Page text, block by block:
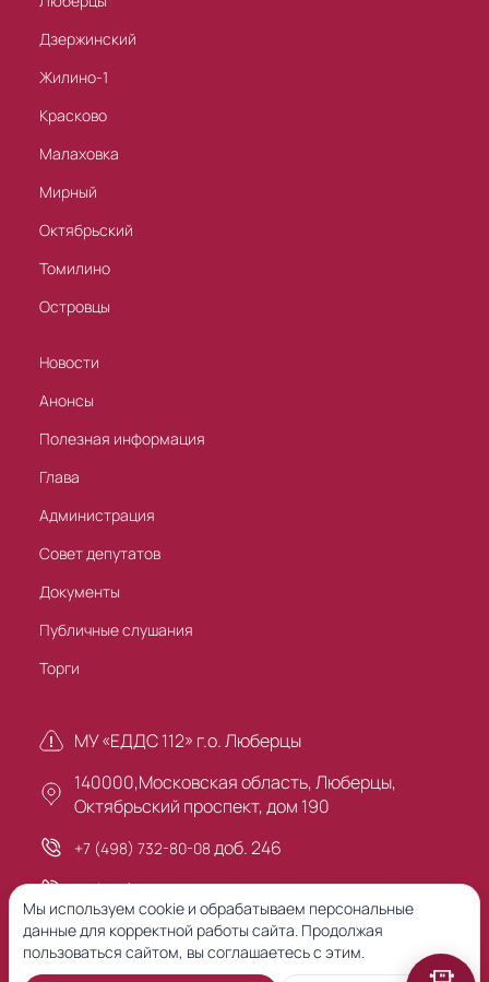
Дзержинский
Жилино-1
Красково
Малаховка
Мирный
Октябрьский
Томилино
Островцы
Новости
Анонсы
Полезная информация
Глава
Администрация
Совет депутатов
Документы
Публичные слушания
Торги
МУ «ЕДДС 112» г.о. Люберцы
140000,Московская область, Люберцы,
Октябрьский проспект, дом 190
+7 (498) 732-80-08 доб. 246
+7 (495) 503-30-00
Предыдущая версия сайта
Мы используем cookie и обрабатываем персональные
данные для корректной работы сайта. Продолжая
пользоваться сайтом, вы соглашаетесь с этим.